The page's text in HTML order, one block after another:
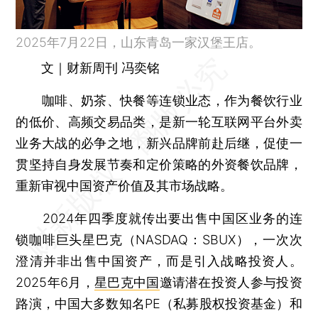
2025年7月22日，山东青岛一家汉堡王店。
文｜财新周刊 冯奕铭
咖啡、奶茶、快餐等连锁业态，作为餐饮行业
的低价、高频交易品类，是新一轮互联网平台外卖
业务大战的必争之地，新兴品牌前赴后继，促使一
贯坚持自身发展节奏和定价策略的外资餐饮品牌，
重新审视中国资产价值及其市场战略。
2024年四季度就传出要出售中国区业务的连
锁咖啡巨头星巴克（NASDAQ：SBUX），一次次
澄清并非出售中国资产，而是引入战略投资人。
2025年6月， 星巴克中国邀请潜在投资人参与投资
路演，中国大多数知名PE（私募股权投资基金）和